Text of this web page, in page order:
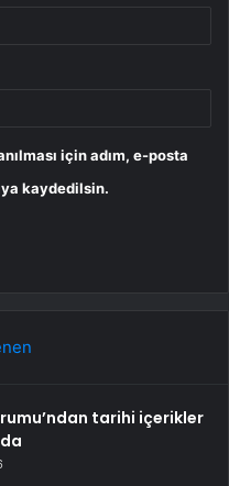
için adım, e-posta
kaydedilsin.
tarihi içerikler